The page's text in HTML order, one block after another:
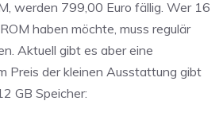
werden 799,00 Euro fällig. Wer 16
haben möchte, muss regulär
Aktuell gibt es aber eine
Preis der kleinen Ausstattung gibt
GB Speicher: